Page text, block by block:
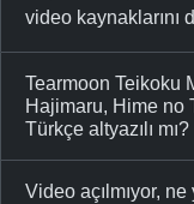
video kaynaklarını
Tearmoon Teikoku
Hajimaru, Hime no
Türkçe altyazılı mı?
Video açılmıyor, ne